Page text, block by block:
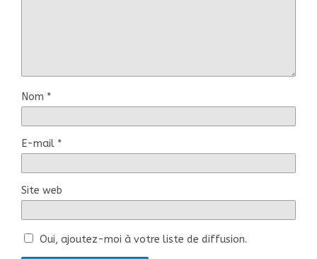
Nom *
E-mail *
Site web
Oui, ajoutez-moi à votre liste de diffusion.